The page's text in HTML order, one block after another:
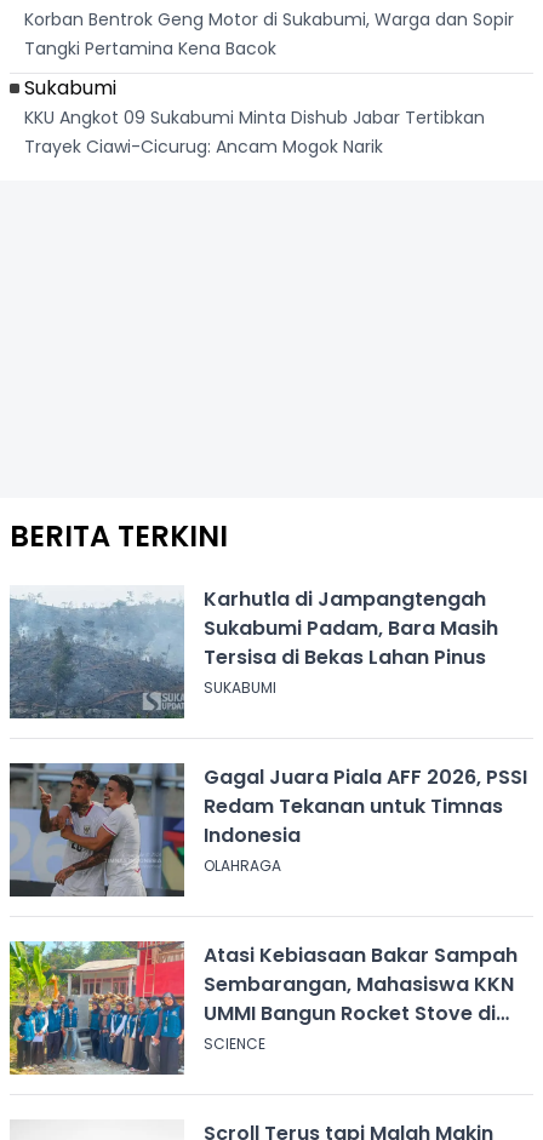
Korban Bentrok Geng Motor di Sukabumi, Warga dan Sopir
Tangki Pertamina Kena Bacok
Sukabumi
KKU Angkot 09 Sukabumi Minta Dishub Jabar Tertibkan
Trayek Ciawi-Cicurug: Ancam Mogok Narik
BERITA TERKINI
Karhutla di Jampangtengah
Sukabumi Padam, Bara Masih
Tersisa di Bekas Lahan Pinus
SUKABUMI
Gagal Juara Piala AFF 2026, PSSI
Redam Tekanan untuk Timnas
Indonesia
OLAHRAGA
Atasi Kebiasaan Bakar Sampah
Sembarangan, Mahasiswa KKN
UMMI Bangun Rocket Stove di
Desa Pagelaran
SCIENCE
Scroll Terus tapi Malah Makin